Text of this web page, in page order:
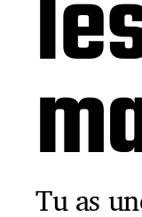
Tu as